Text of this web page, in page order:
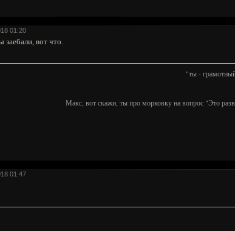
01:20
заебали, вот что.
"ты -
Макс, вот скажи, ты про морковку на вопрос "Это
01:47